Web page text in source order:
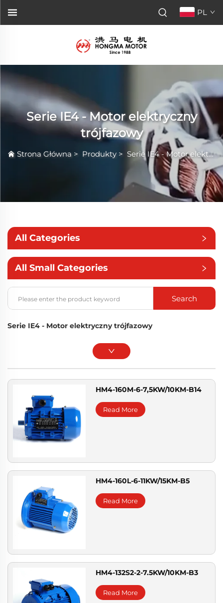
PL
Serie IE4 - Motor elektryczny
trójfazowy
Strona Główna > Produkty > Serie IE4 - Motor elektryczny trójfazowy
All Categories
All Small Categories
Search
Serie IE4 - Motor elektryczny trójfazowy
HM4-160M-6-7,5KW/10KM-B14
Read More
HM4-160L-6-11KW/15KM-B5
Read More
HM4-132S2-2-7.5KW/10KM-B3
Read More